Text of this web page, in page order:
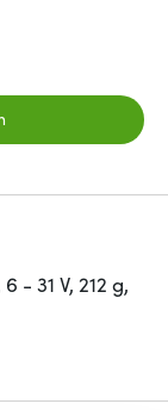
- 31 V, 212 g,